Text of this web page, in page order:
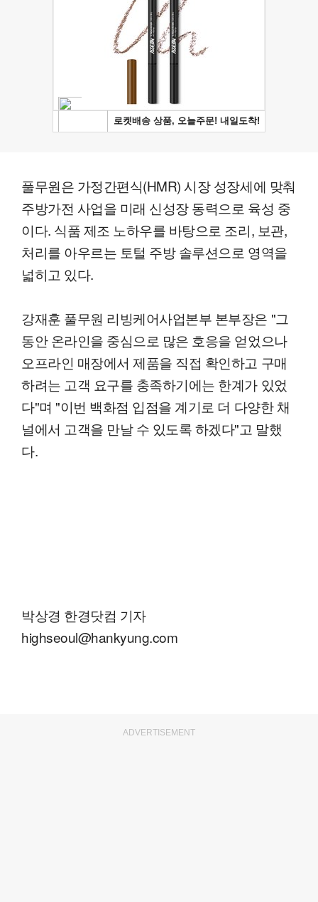
풀무원은 가정간편식(HMR) 시장 성장세에 맞춰
주방가전 사업을 미래 신성장 동력으로 육성 중
이다. 식품 제조 노하우를 바탕으로 조리, 보관,
처리를 아우르는 토털 주방 솔루션으로 영역을
넓히고 있다.
강재훈 풀무원 리빙케어사업본부 본부장은 "그
동안 온라인을 중심으로 많은 호응을 얻었으나
오프라인 매장에서 제품을 직접 확인하고 구매
하려는 고객 요구를 충족하기에는 한계가 있었
다"며 "이번 백화점 입점을 계기로 더 다양한 채
널에서 고객을 만날 수 있도록 하겠다"고 말했
다.
박상경 한경닷컴 기자
highseoul@hankyung.com
ADVERTISEMENT